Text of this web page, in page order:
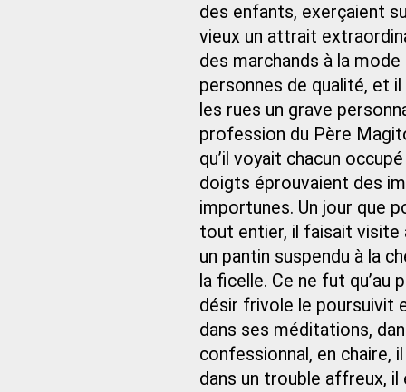
des enfants, exerçaient
vieux un attrait
des marchands à la
personnes de qualité, et
les rues un grave
profession du Père
qu’il voyait chacun
doigts éprouvaient des
importunes. Un jour que
tout entier, il faisait visite
un pantin suspendu à la
la ficelle. Ce ne fut qu’au
désir frivole le poursuivit
dans ses méditations,
confessionnal, en chaire,
dans un trouble affreux,